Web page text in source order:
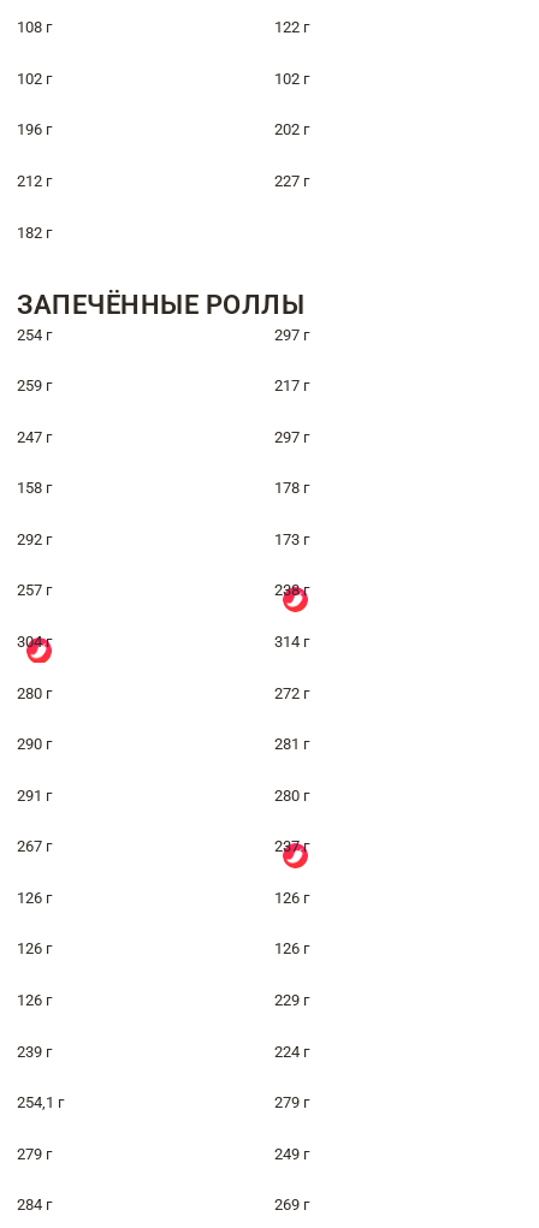
108 г 122 г
102 г 102 г
196 г 202 г
212 г 227 г
182 г
ЗАПЕЧЁННЫЕ РОЛЛЫ
254 г 297 г
259 г 217 г
247 г 297 г
158 г 178 г
292 г 173 г
257 г 238 г
304 г 314 г
280 г 272 г
290 г 281 г
291 г 280 г
267 г 237 г
126 г 126 г
126 г 126 г
126 г 229 г
239 г 224 г
254,1 г 279 г
279 г 249 г
284 г 269 г